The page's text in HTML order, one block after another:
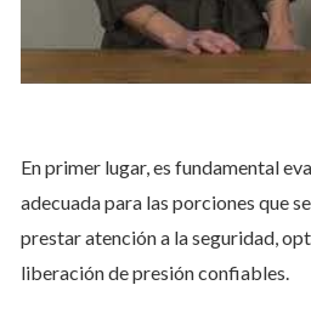
En primer lugar, es fundamental
adecuada para las porciones que
prestar atención a la seguridad,
liberación de presión confiables.